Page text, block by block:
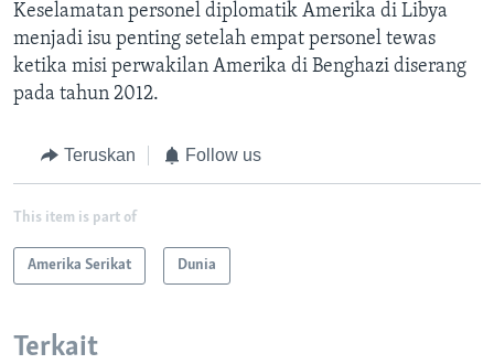
Keselamatan personel diplomatik Amerika di Libya
menjadi isu penting setelah empat personel tewas
ketika misi perwakilan Amerika di Benghazi diserang
pada tahun 2012.
Teruskan Follow us
This item is part of
Amerika Serikat Dunia
Terkait